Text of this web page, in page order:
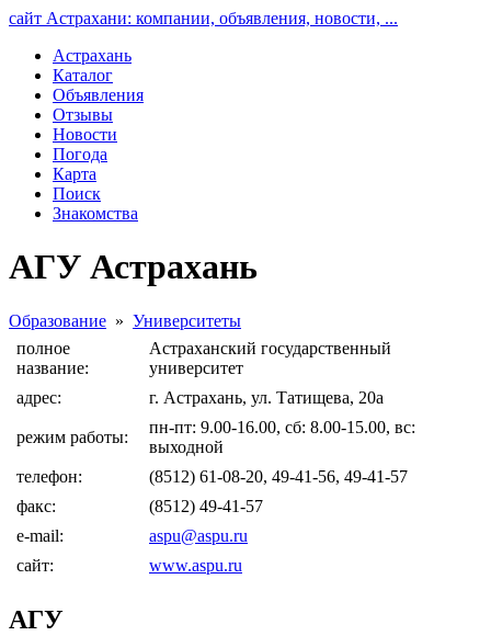
сайт Астрахани: компании, объявления, новости, ...
Астрахань
Каталог
Объявления
Отзывы
Новости
Погода
Карта
Поиск
Знакомства
АГУ Астрахань
Образование » Университеты
полное
название:
Астраханский государственный
университет
адрес:
г. Астрахань, ул. Татищева, 20а
режим работы:
пн-пт: 9.00-16.00, сб: 8.00-15.00, вс:
выходной
телефон:
(8512) 61-08-20, 49-41-56, 49-41-57
факс:
(8512) 49-41-57
e-mail:
aspu@aspu.ru
сайт:
www.aspu.ru
АГУ